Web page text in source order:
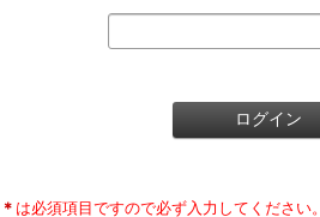
＊ は必須項目ですので必ず入力してください。